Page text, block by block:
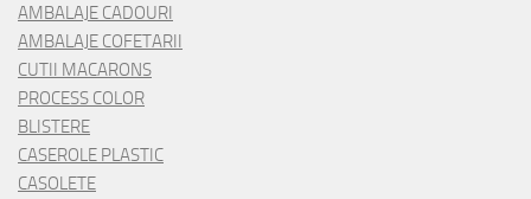
AMBALAJE CADOURI
AMBALAJE COFETARII
CUTII MACARONS
PROCESS COLOR
BLISTERE
CASEROLE PLASTIC
CASOLETE